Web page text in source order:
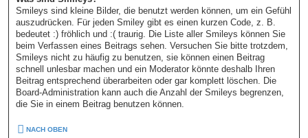
Smileys sind kleine Bilder, die benutzt werden können, um ein Gefühl
auszudrücken. Für jeden Smiley gibt es einen kurzen Code, z. B.
bedeutet :) fröhlich und :( traurig. Die Liste aller Smileys können Sie
beim Verfassen eines Beitrags sehen. Versuchen Sie bitte trotzdem,
Smileys nicht zu häufig zu benutzen, sie können einen Beitrag
schnell unlesbar machen und ein Moderator könnte deshalb Ihren
Beitrag entsprechend überarbeiten oder gar komplett löschen. Die
Board-Administration kann auch die Anzahl der Smileys begrenzen,
die Sie in einem Beitrag benutzen können.
NACH OBEN